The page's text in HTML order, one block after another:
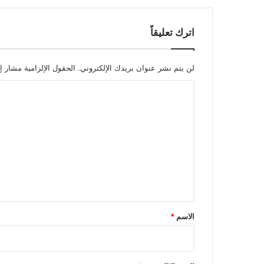
اترك تعليقاً
لن يتم نشر عنوان بريدك الإلكتروني. الحقول الإلزامية مشار
*
الاسم *